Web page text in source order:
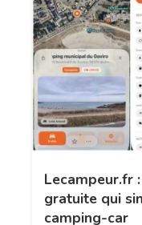
Lecampeur.fr
gratuite qui
camping-car